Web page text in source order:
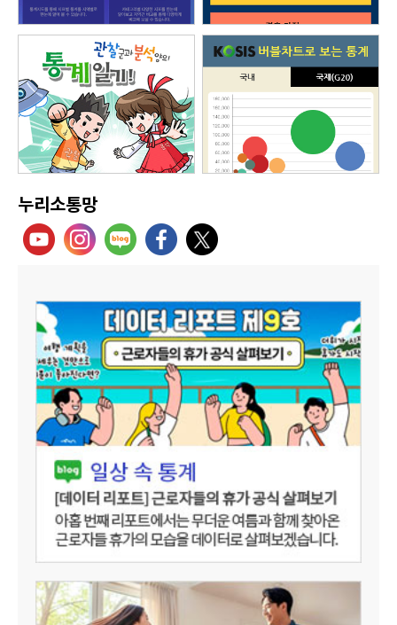
누리소통망